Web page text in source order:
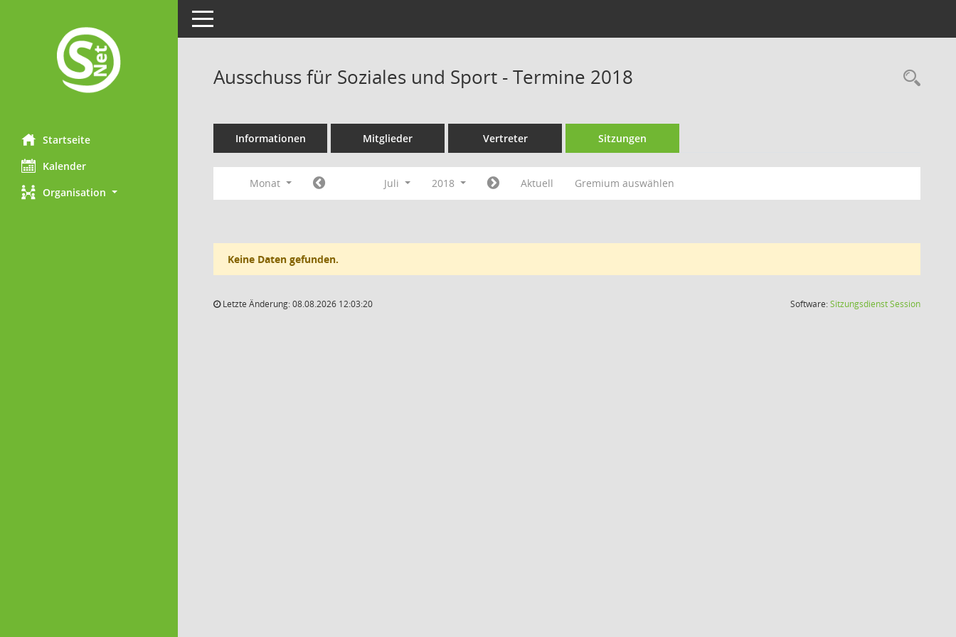
Startseite
Kalender
Organisation
Toggle navigation
Ausschuss für Soziales und Sport - Termine 2018
Informationen Mitglieder Vertreter Sitzungen
Monat Juli 2018 Aktuell Gremium auswählen
Keine Daten gefunden.
Letzte Änderung: 08.08.2026 12:03:20 Software:SitzungsdienstSession(Wird in